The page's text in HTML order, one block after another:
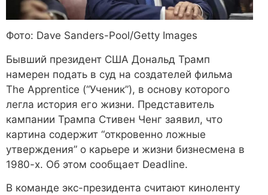
Фото: Dave Sanders-Pool/Getty Images
Бывший президент США Дональд Трамп
намерен подать в суд на создателей фильма
The Apprentice (“Ученик”), в основу которого
легла история его жизни. Представитель
кампании Трампа Стивен Ченг заявил, что
картина содержит “откровенно ложные
утверждения” о карьере и жизни бизнесмена в
1980-х. Об этом сообщает Deadline.
В команде экс-президента считают киноленту